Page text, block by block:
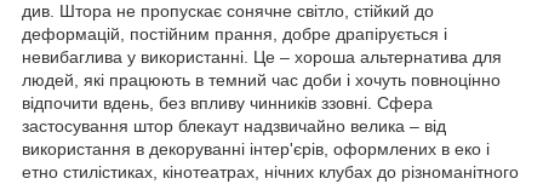
див. Штора не пропускає сонячне світло, стійкий до
деформацій, постійним прання, добре драпірується і
невибаглива у використанні. Це – хороша альтернатива для
людей, які працюють в темний час доби і хочуть повноцінно
відпочити вдень, без впливу чинників ззовні. Сфера
застосування штор блекаут надзвичайно велика – від
використання в декоруванні інтер'єрів, оформлених в еко і
етно стилістиках, кінотеатрах, нічних клубах до різноманітного